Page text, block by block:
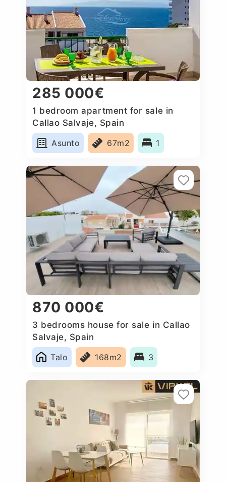
285 000€
1 bedroom apartment for sale in
Callao Salvaje, Spain
Asunto
67m2 1
870 000€
3 bedrooms house for sale in Callao
Salvaje, Spain
Talo
168m2 3